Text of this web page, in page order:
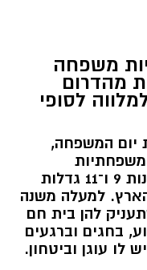
משפחה
מהדרום
לסופי
יום המשפחה,
וחיבוקים חמים, שתי אחיות בנות 9 ו־11 גדלות
הארץ. למעלה משנה
להן בית חם
בחגים וברגעים
לו עוגן וביטחון.